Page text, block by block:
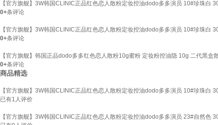
【官方旗舰】3W韩国CLINIC正品红色恋人散粉定妆控油dodo多多演员 10#珍珠白
0+条评论
【官方旗舰】3W韩国CLINIC正品红色恋人散粉定妆控油dodo多多演员 10#珍珠白
0+条评论
【官方旗舰】韩国正品dodo多多红色恋人散粉10g蜜粉 定妆粉控油隐 10g 二代黑盒
0+条评论
商品精选
【官方旗舰】3W韩国CLINIC正品红色恋人散粉定妆控油dodo多多演员 10#珍珠白
已有1 人评价
【官方旗舰】3W韩国CLINIC正品红色恋人散粉定妆控油dodo多多演员 23#自然色